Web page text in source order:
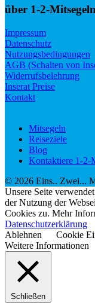
über 1-2-
Impressum
Datenschutz
Nutzungsbedingungen
AGB (Schalten von
Widerrufsbelehrung
Inserat Preise
Kontakt
Mitsegeln
Reiseziele
Blog
Kontaktiere 1-2-
© 2026 Eins.. Zwei...
Unsere Seite
der Nutzung der
Cookies zu. Mehr
Datenschutzerklärung
Ablehnen
Cookie
Weitere Informationen
Schließen